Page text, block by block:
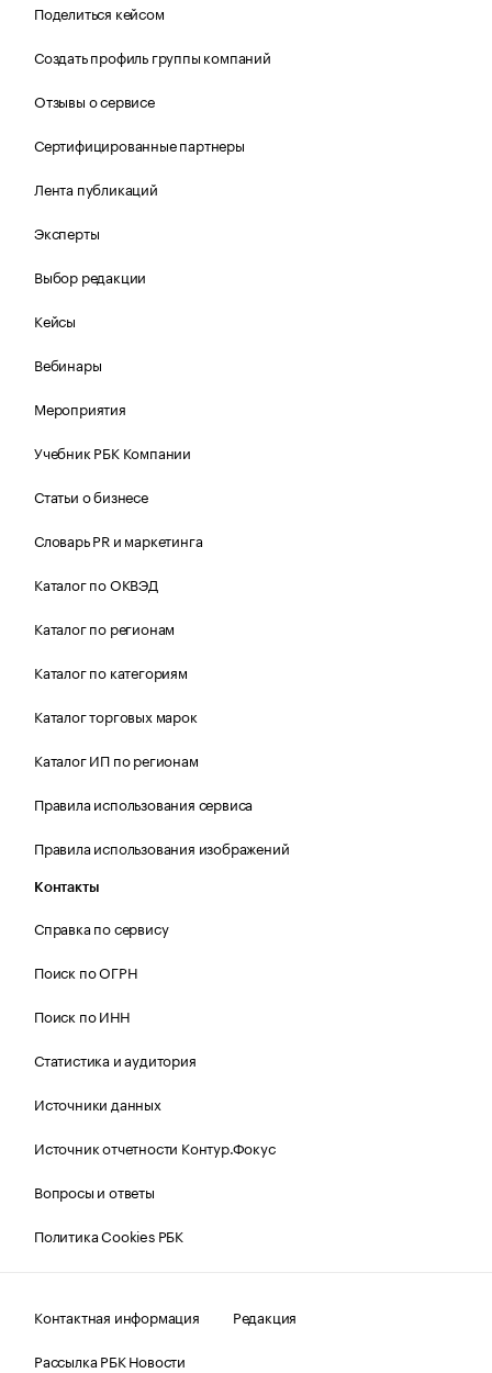
Поделиться кейсом
Создать профиль группы компаний
Отзывы о сервисе
Сертифицированные партнеры
Лента публикаций
Эксперты
Выбор редакции
Кейсы
Вебинары
Мероприятия
Учебник РБК Компании
Статьи о бизнесе
Словарь PR и маркетинга
Каталог по ОКВЭД
Каталог по регионам
Каталог по категориям
Каталог торговых марок
Каталог ИП по регионам
Правила использования сервиса
Правила использования изображений
Контакты
Справка по сервису
Поиск по ОГРН
Поиск по ИНН
Статистика и аудитория
Источники данных
Источник отчетности Контур.Фокус
Вопросы и ответы
Политика Cookies РБК
Контактная информация
Редакция
Рассылка РБК Новости